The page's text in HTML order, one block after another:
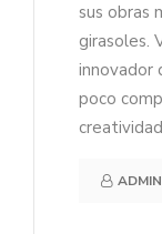
sus obras
girasoles.
innovador
poco
ADMIN